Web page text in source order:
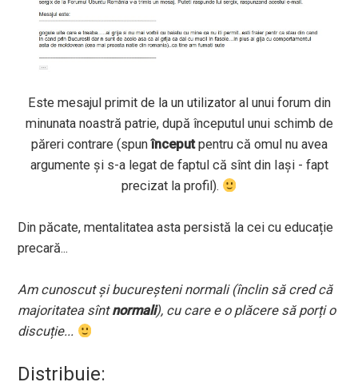
Este mesajul primit de la un utilizator al unui forum din
minunata noastră patrie, după începutul unui schimb de
păreri contrare (spunînceputpentru că omul nu avea
argumente și s-a legat de faptul că sînt din Iași - fapt
precizat la profil).
Din păcate, mentalitatea asta persistă la cei cu educație
precară...
Am cunoscut și bucureșteni normali (înclin să cred că
majoritatea sîntnormali), cu care e o plăcere să porți o
discuție...
Distribuie: